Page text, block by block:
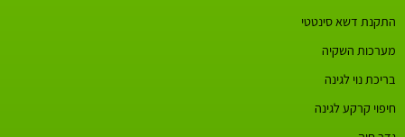
התקנת דשא סינטטי
מערכות השקיה
בריכת נוי לגינה
חיפוי קרקע לגינה